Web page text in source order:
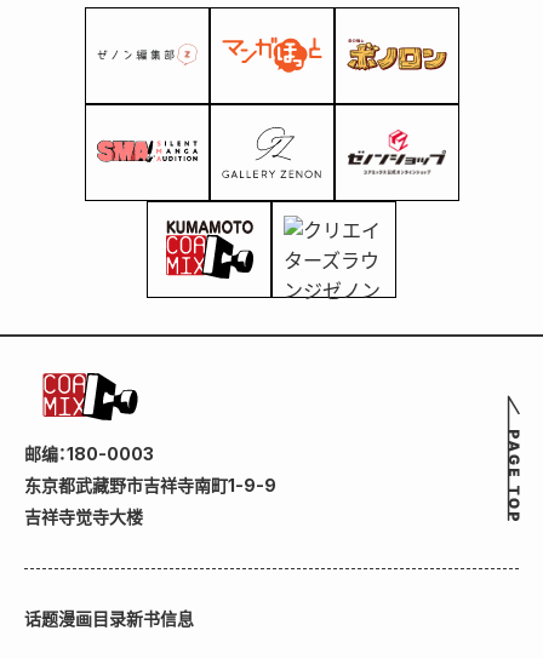
邮编：180-0003
东京都武藏野市吉祥寺南町1-9-9
吉祥寺觉寺大楼
话题漫画目录新书信息